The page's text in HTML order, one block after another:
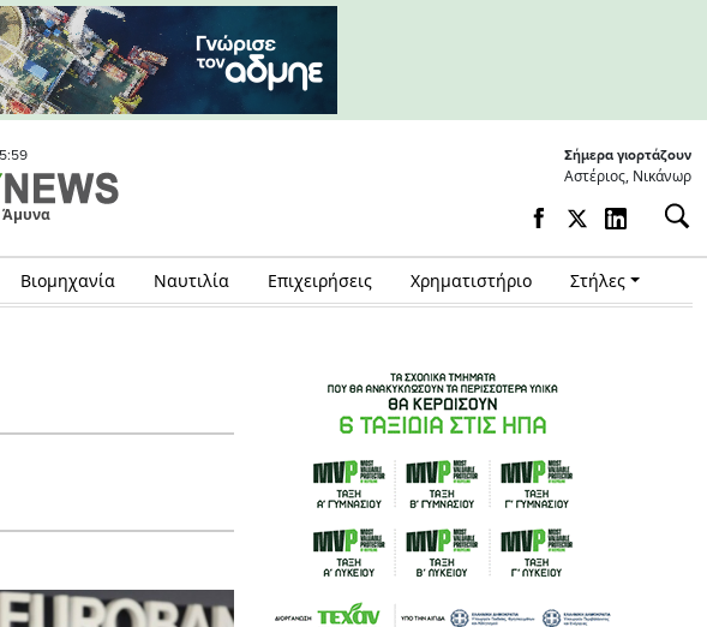
Άμυνα
Σήμερα γιορτάζουν
Αστέριος, Νικάνωρ
Βιομηχανία Ναυτιλία Επιχειρήσεις Χρηματιστήριο Στήλες